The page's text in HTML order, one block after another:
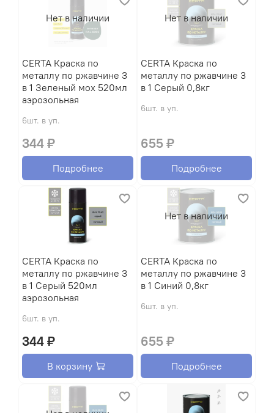
Нет в наличии
CERTA Краска по
металлу по ржавчине 3
в 1 Зеленый мох 520мл
аэрозольная
6шт. в уп.
344 ₽
Подробнее
Нет в наличии
CERTA Краска по
металлу по ржавчине 3
в 1 Серый 0,8кг
6шт. в уп.
655 ₽
Подробнее
CERTA Краска по
металлу по ржавчине 3
в 1 Серый 520мл
аэрозольная
6шт. в уп.
344 ₽
В корзину
Нет в наличии
CERTA Краска по
металлу по ржавчине 3
в 1 Синий 0,8кг
6шт. в уп.
655 ₽
Подробнее